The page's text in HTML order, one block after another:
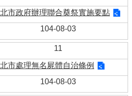
市政府辦理聯合奠祭實施要點
104-08-03
11
市處理無名屍體自治條例
104-08-03